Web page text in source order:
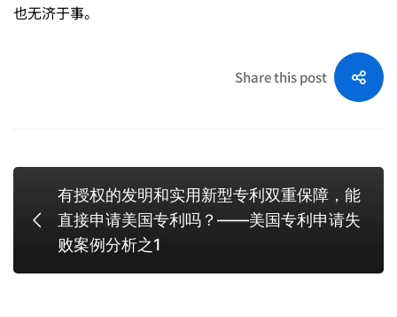
也无济于事。
Share this post
有授权的发明和实用新型专利双重保障，能
直接申请美国专利吗？——美国专利申请失
败案例分析之1